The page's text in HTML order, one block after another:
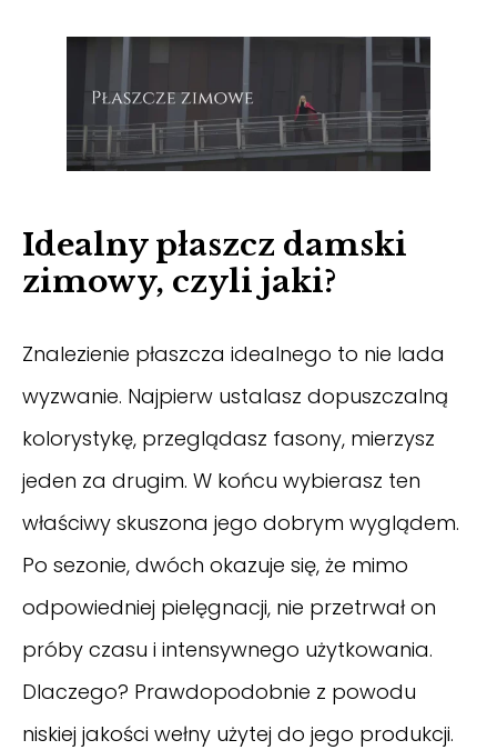
Idealny płaszcz damski
zimowy, czyli jaki?
Znalezienie płaszcza idealnego to nie lada
wyzwanie. Najpierw ustalasz dopuszczalną
kolorystykę, przeglądasz fasony, mierzysz
jeden za drugim. W końcu wybierasz ten
właściwy skuszona jego dobrym wyglądem.
Po sezonie, dwóch okazuje się, że mimo
odpowiedniej pielęgnacji, nie przetrwał on
próby czasu i intensywnego użytkowania.
Dlaczego? Prawdopodobnie z powodu
niskiej jakości wełny użytej do jego produkcji.